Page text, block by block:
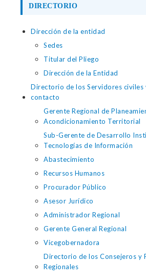
DIRECTORIO
Dirección de la entidad
Sedes
Titular del Pliego
Dirección de la Entidad
Directorio de los Servidores civiles
contacto
Gerente Regional de
Acondicionamiento Territorial
Sub-Gerente de Desarrollo
Tecnologías de Información
Abastecimiento
Recursos Humanos
Procurador Público
Asesor Jurídico
Administrador Regional
Gerente General Regional
Vicegobernadora
Directorio de los Consejeros y
Regionales